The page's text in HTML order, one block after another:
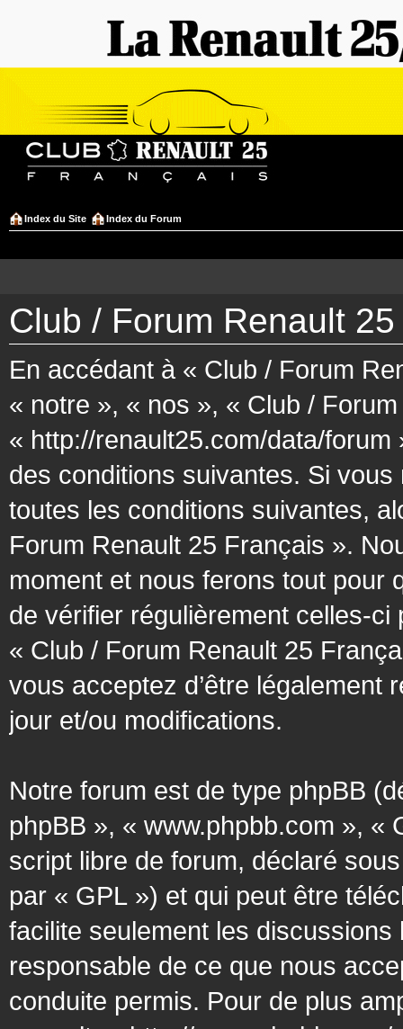
Index du Site Index du Forum
Club / Forum Renault
En accédant à « Club / Forum
« notre », « nos », « Club /
« http://renault25.com/data/
des conditions suivantes. Si vous
toutes les conditions suivantes,
Forum Renault 25 Français ».
moment et nous ferons tout pour
de vérifier régulièrement celles-ci
« Club / Forum Renault 25
vous acceptez d’être légalement
jour et/ou modifications.
Notre forum est de type phpBB
phpBB », « www.phpbb.com », «
script libre de forum, déclaré
par « GPL ») et qui peut être
facilite seulement les
responsable de ce que nous
conduite permis. Pour de plus